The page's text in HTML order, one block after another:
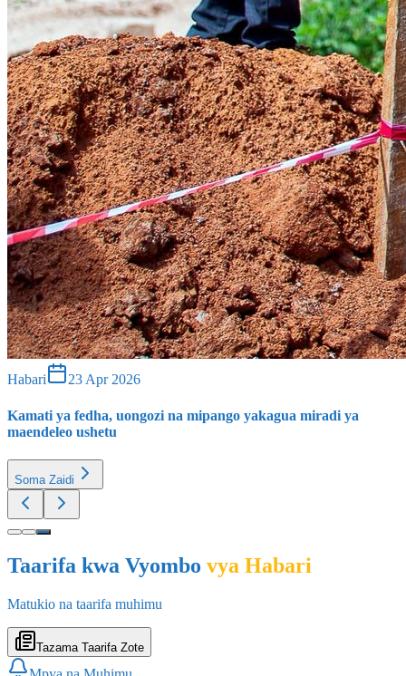
Habari 23 Apr 2026
Kamati ya fedha, uongozi na mipango yakagua miradi ya
maendeleo ushetu
Soma Zaidi
Taarifa kwa Vyombo vya Habari
Matukio na taarifa muhimu
Tazama Taarifa Zote